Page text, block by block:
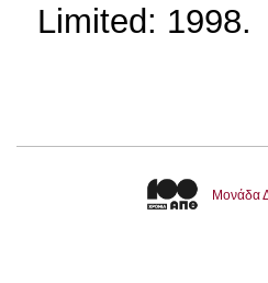
Limited: 1998.
Μονάδα